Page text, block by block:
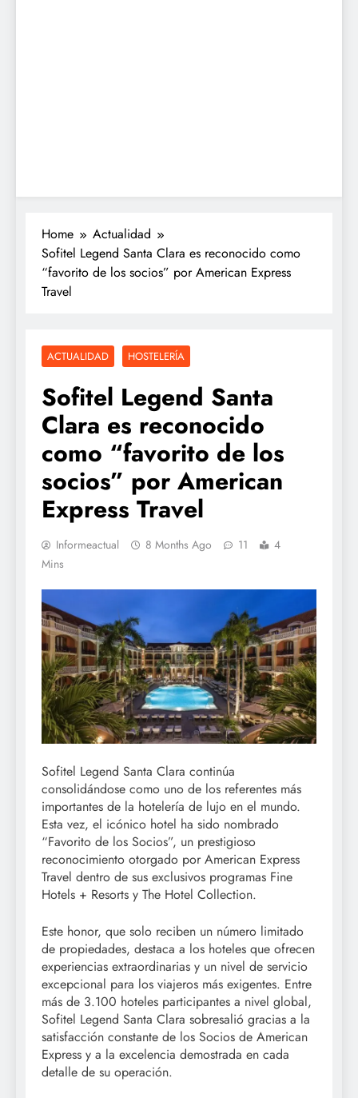
Home
Actualidad
Sofitel Legend Santa Clara es reconocido como
“favorito de los socios” por American Express
Travel
ACTUALIDAD HOSTELERÍA
Sofitel Legend Santa
Clara es reconocido
como “favorito de los
socios” por American
Express Travel
Informeactual 8 Months Ago 11
4
Mins
Sofitel Legend Santa Clara continúa
consolidándose como uno de los referentes más
importantes de la hotelería de lujo en el mundo.
Esta vez, el icónico hotel ha sido nombrado
“Favorito de los Socios”, un prestigioso
reconocimiento otorgado por American Express
Travel dentro de sus exclusivos programas Fine
Hotels + Resorts y The Hotel Collection.
Este honor, que solo reciben un número limitado
de propiedades, destaca a los hoteles que ofrecen
experiencias extraordinarias y un nivel de servicio
excepcional para los viajeros más exigentes. Entre
más de 3.100 hoteles participantes a nivel global,
Sofitel Legend Santa Clara sobresalió gracias a la
satisfacción constante de los Socios de American
Express y a la excelencia demostrada en cada
detalle de su operación.